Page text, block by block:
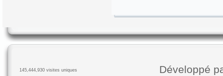
145,444,930 visites uniques Développé